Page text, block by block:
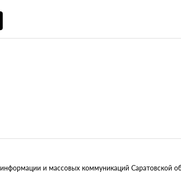
и массовых коммуникаций Саратовской